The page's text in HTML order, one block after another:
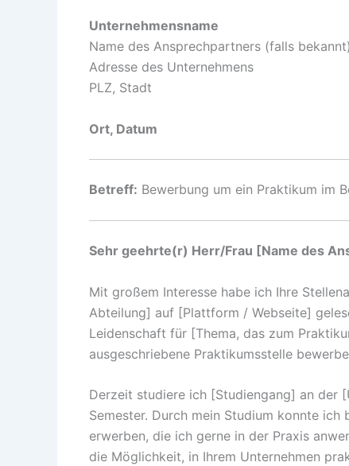
Unternehmensname
Name des Ansprechpartners (falls bekannt)
Adresse des Unternehmens
PLZ, Stadt
Ort, Datum
Betreff: Bewerbung um ein Praktikum im
Sehr geehrte(r) Herr/Frau [Name des
Mit großem Interesse habe ich Ihre
Abteilung] auf [Plattform / Webseite]
Leidenschaft für [Thema, das zum
ausgeschriebene Praktikumsstelle
Derzeit studiere ich [Studiengang] an der
Semester. Durch mein Studium konnte
erwerben, die ich gerne in der Praxis
die Möglichkeit, in Ihrem Unternehmen